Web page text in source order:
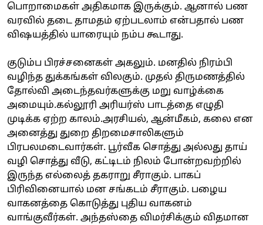
பொறாமைகள் அதிகமாக இருக்கும். ஆனால் பண
வரவில் தடை தாமதம் ஏற்படலாம் என்பதால் பண
விஷயத்தில் யாரையும் நம்ப கூடாது.
குடும்ப பிரச்சனைகள் அகலும். மனதில் நிரம்பி
வழிந்த துக்கங்கள் விலகும். முதல் திருமணத்தில்
தோல்வி அடைந்தவர்களுக்கு மறு வாழ்க்கை
அமையும்.கல்லூரி அரியர்ஸ் பாடத்தை எழுதி
முடிக்க ஏற்ற காலம்.அரசியல், ஆன்மீகம், கலை என
அனைத்து துறை திறமைசாலிகளும்
பிரபலமடைவார்கள். பூர்வீக சொத்து அல்லது தாய்
வழி சொத்து வீடு, கட்டிடம் நிலம் போன்றவற்றில்
இருந்த எல்லைத் தகராறு சீராகும். பாகப்
பிரிவினையால் மன சங்கடம் சீராகும். பழைய
வாகனத்தை கொடுத்து புதிய வாகனம்
வாங்குவீர்கள். அந்தஸ்தை விமர்சிக்கும் விதமான